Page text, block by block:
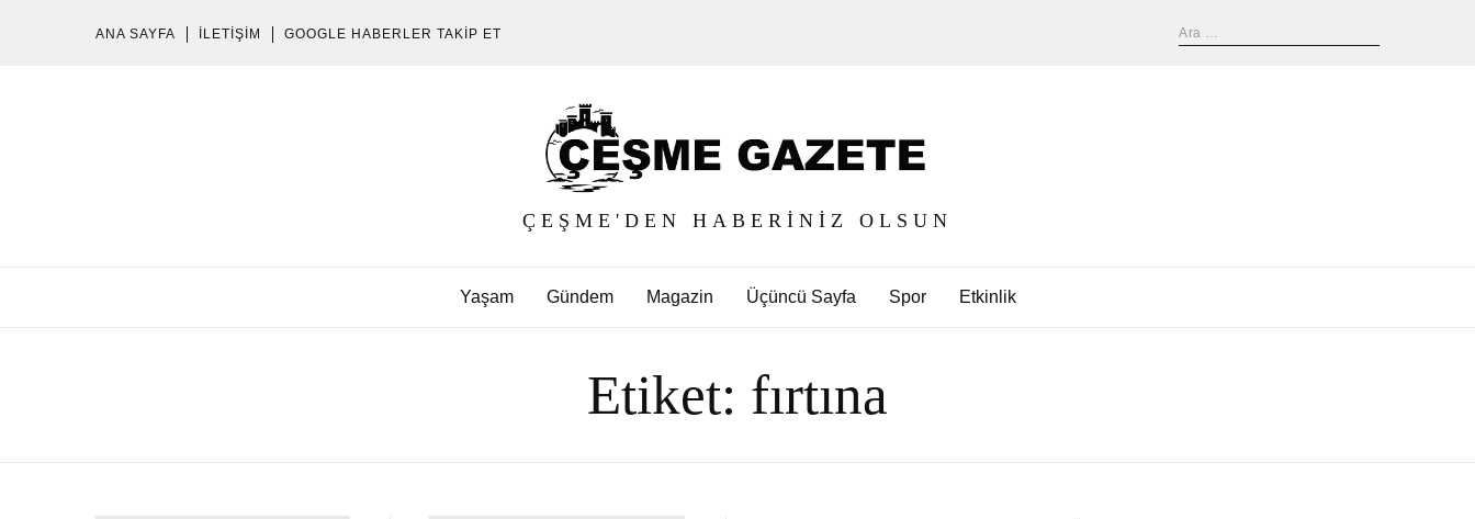
ANA SAYFA İLETIŞIM GOOGLE HABERLER TAKIP ET
ÇEŞME'DEN HABERINIZ OLSUN
Yaşam Gündem Magazin Üçüncü Sayfa Spor Etkinlik
Etiket: fırtına